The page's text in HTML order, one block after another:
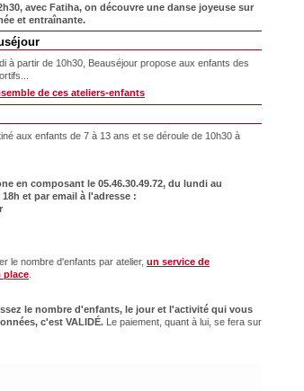
avec Fatiha, on découvre une danse joyeuse sur
et entraînante.
à partir de 10h30, Beauséjour propose aux enfants des
de ces ateliers-enfants
aux enfants de 7 à 13 ans et se déroule de 10h30 à
en composant le 05.46.30.49.72, du lundi au
et par email à l'adresse :
le nombre d'enfants par atelier, un service de
place
le nombre d'enfants, le jour et l'activité qui vous
c'est VALIDÉ. Le paiement, quant à lui, se fera sur